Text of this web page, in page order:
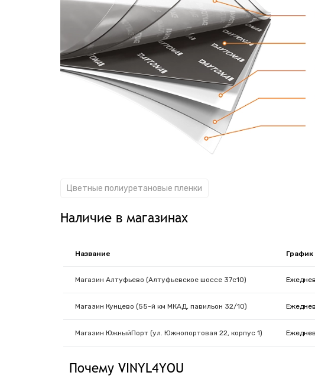
Цветные полиуретановые пленки
Наличие в магазинах
Название
Магазин Алтуфьево (Алтуфьевское шоссе 37с10)
Магазин Кунцево (55-й км МКАД, павильон 32/10)
Магазин ЮжныйПорт (ул. Южнопортовая 22, корпус 1)
Почему VINYL4YOU